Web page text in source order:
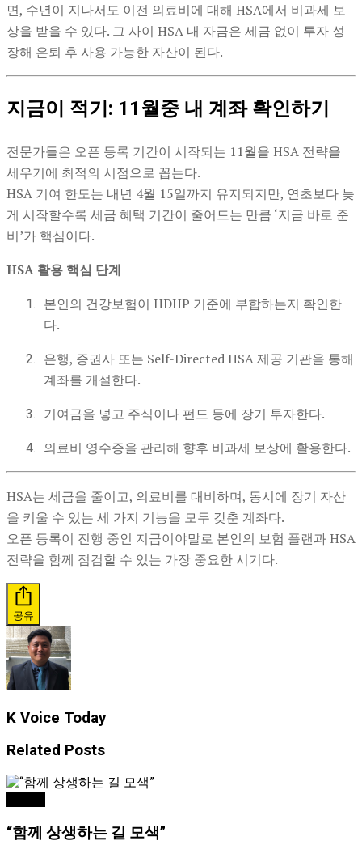
면, 수년이 지나서도 이전 의료비에 대해 HSA에서 비과세 보
상을 받을 수 있다. 그 사이 HSA 내 자금은 세금 없이 투자 성
장해 은퇴 후 사용 가능한 자산이 된다.
지금이 적기: 11월중 내 계좌 확인하기
전문가들은 오픈 등록 기간이 시작되는 11월을 HSA 전략을
세우기에 최적의 시점으로 꼽는다.
HSA 기여 한도는 내년 4월 15일까지 유지되지만, 연초보다 늦
게 시작할수록 세금 혜택 기간이 줄어드는 만큼 ‘지금 바로 준
비’가 핵심이다.
HSA 활용 핵심 단계
본인의 건강보험이 HDHP 기준에 부합하는지 확인한
다.
은행, 증권사 또는 Self-Directed HSA 제공 기관을 통해
계좌를 개설한다.
기여금을 넣고 주식이나 펀드 등에 장기 투자한다.
의료비 영수증을 관리해 향후 비과세 보상에 활용한다.
HSA는 세금을 줄이고, 의료비를 대비하며, 동시에 장기 자산
을 키울 수 있는 세 가지 기능을 모두 갖춘 계좌다.
오픈 등록이 진행 중인 지금이야말로 본인의 보험 플랜과 HSA
전략을 함께 점검할 수 있는 가장 중요한 시기다.
공유
K Voice Today
Related Posts
“함께 상생하는 길 모색”